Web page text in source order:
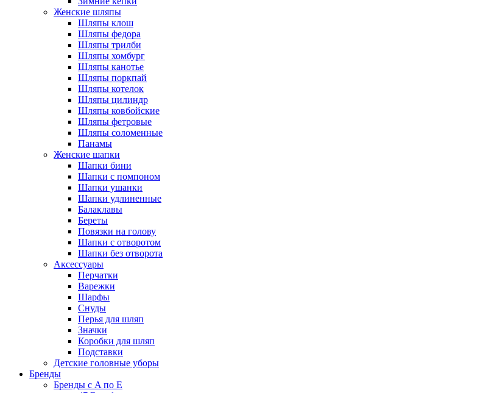
Женские шляпы
Шляпы клош
Шляпы федора
Шляпы трилби
Шляпы хомбург
Шляпы канотье
Шляпы поркпай
Шляпы котелок
Шляпы цилиндр
Шляпы ковбойские
Шляпы фетровые
Шляпы соломенные
Панамы
Женские шапки
Шапки бини
Шапки с помпоном
Шапки ушанки
Шапки удлиненные
Балаклавы
Береты
Повязки на голову
Шапки с отворотом
Шапки без отворота
Аксессуары
Перчатки
Варежки
Шарфы
Снуды
Перья для шляп
Значки
Коробки для шляп
Подставки
Детские головные уборы
Бренды
Бренды с A по E